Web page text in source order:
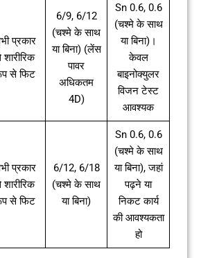
प्रकार
से फिट
6/9, 6/12
(चश्मे के साथ
या बिना) (लेंस
पावर
अधिकतम
4D)
Sn 0.6, 0.6
(चश्मे के साथ
या बिना)।
केवल
बाइनोक्युलर
विजन टेस्ट
आवश्यक
प्रकार
से फिट
6/12, 6/18
(चश्मे के साथ
या बिना)
Sn 0.6, 0.6
(चश्मे के साथ
या बिना), जहां
पढ़ने या
निकट कार्य
की आवश्यकता
हो